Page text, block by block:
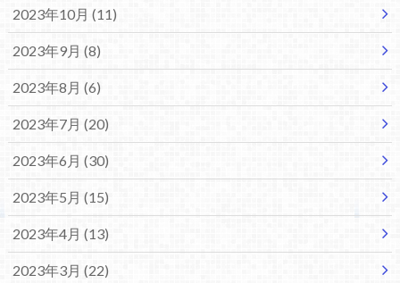
2023年10月 (11)
2023年9月 (8)
2023年8月 (6)
2023年7月 (20)
2023年6月 (30)
2023年5月 (15)
2023年4月 (13)
2023年3月 (22)